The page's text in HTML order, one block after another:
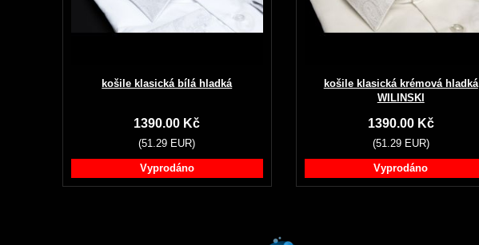
košile klasická bílá hladká
1390.00 Kč
(51.29 EUR)
Vyprodáno
košile klasická krémová hladká
WILINSKI
1390.00 Kč
(51.29 EUR)
Vyprodáno